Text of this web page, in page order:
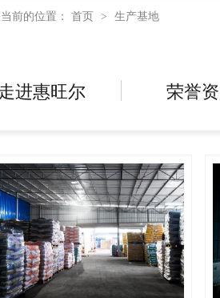
前的位置： 首页 > 生产基地
进惠旺尔 荣誉